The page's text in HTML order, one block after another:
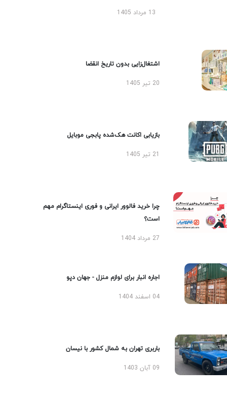
13 مرداد 1405
اشتغال‌زایی بدون تاریخ انقضا
20 تیر 1405
بازیابی اکانت هک‌شده پابجی موبایل
چرا خرید فالوور ایرانی و فوری اینستاگرام مهم
است؟
27 مرداد 1404
اجاره انبار برای لوازم منزل - جهان دپو
04 اسفند 1404
باربری تهران به شمال کشور با نیسان
09 آبان 1403